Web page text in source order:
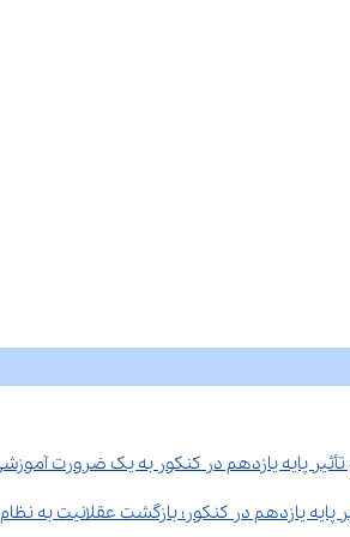
تأثیر پایه یازدهم در کنکور به یک ضرورت
پایه یازدهم در کنکور؛ بازگشت عقلانیت به